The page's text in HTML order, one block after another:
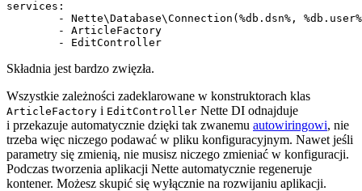
services:
Składnia jest bardzo zwięzła.
Wszystkie zależności zadeklarowane w konstruktorach klas
ArticleFactory i EditController Nette DI odnajduje
i przekazuje automatycznie dzięki tak zwanemu autowiringowi, nie
trzeba więc niczego podawać w pliku konfiguracyjnym. Nawet jeśli
parametry się zmienią, nie musisz niczego zmieniać w konfiguracji.
Podczas tworzenia aplikacji Nette automatycznie regeneruje
kontener. Możesz skupić się wyłącznie na rozwijaniu aplikacji.